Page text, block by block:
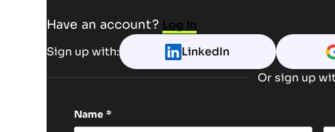
Have an account? Log In
Sign up with: LinkedIn
Or sign up
Name *